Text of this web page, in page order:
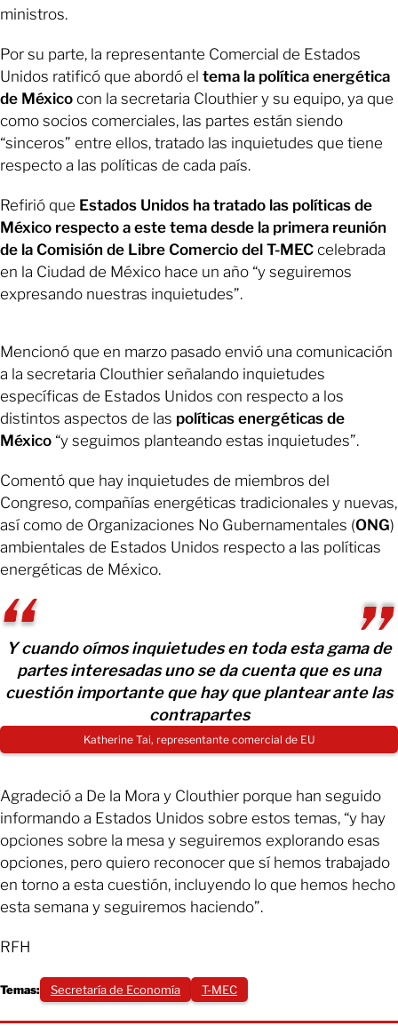
ministros.
Por su parte, la representante Comercial de Estados
Unidos ratificó que abordó el tema la política energética
de México con la secretaria Clouthier y su equipo, ya que
como socios comerciales, las partes están siendo
“sinceros” entre ellos, tratado las inquietudes que tiene
respecto a las políticas de cada país.
Refirió que Estados Unidos ha tratado las políticas de
México respecto a este tema desde la primera reunión
de la Comisión de Libre Comercio del T-MEC celebrada
en la Ciudad de México hace un año “y seguiremos
expresando nuestras inquietudes”.
Mencionó que en marzo pasado envió una comunicación
a la secretaria Clouthier señalando inquietudes
específicas de Estados Unidos con respecto a los
distintos aspectos de las políticas energéticas de
México “y seguimos planteando estas inquietudes”.
Comentó que hay inquietudes de miembros del
Congreso, compañías energéticas tradicionales y nuevas,
así como de Organizaciones No Gubernamentales (ONG)
ambientales de Estados Unidos respecto a las políticas
energéticas de México.
Y cuando oímos inquietudes en toda esta gama de
partes interesadas uno se da cuenta que es una
cuestión importante que hay que plantear ante las
contrapartes
Katherine Tai, representante comercial de EU
Agradeció a De la Mora y Clouthier porque han seguido
informando a Estados Unidos sobre estos temas, “y hay
opciones sobre la mesa y seguiremos explorando esas
opciones, pero quiero reconocer que sí hemos trabajado
en torno a esta cuestión, incluyendo lo que hemos hecho
esta semana y seguiremos haciendo”.
RFH
Temas: Secretaría de Economía T-MEC